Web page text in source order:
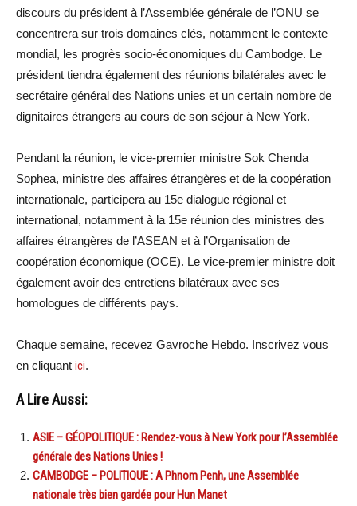
discours du président à l’Assemblée générale de l’ONU se
concentrera sur trois domaines clés, notamment le contexte
mondial, les progrès socio-économiques du Cambodge. Le
président tiendra également des réunions bilatérales avec le
secrétaire général des Nations unies et un certain nombre de
dignitaires étrangers au cours de son séjour à New York.
Pendant la réunion, le vice-premier ministre Sok Chenda
Sophea, ministre des affaires étrangères et de la coopération
internationale, participera au 15e dialogue régional et
international, notamment à la 15e réunion des ministres des
affaires étrangères de l’ASEAN et à l’Organisation de
coopération économique (OCE). Le vice-premier ministre doit
également avoir des entretiens bilatéraux avec ses
homologues de différents pays.
Chaque semaine, recevez Gavroche Hebdo. Inscrivez vous
en cliquant ici.
A Lire Aussi:
ASIE – GÉOPOLITIQUE : Rendez-vous à New York pour l’Assemblée
générale des Nations Unies !
CAMBODGE – POLITIQUE : A Phnom Penh, une Assemblée
nationale très bien gardée pour Hun Manet